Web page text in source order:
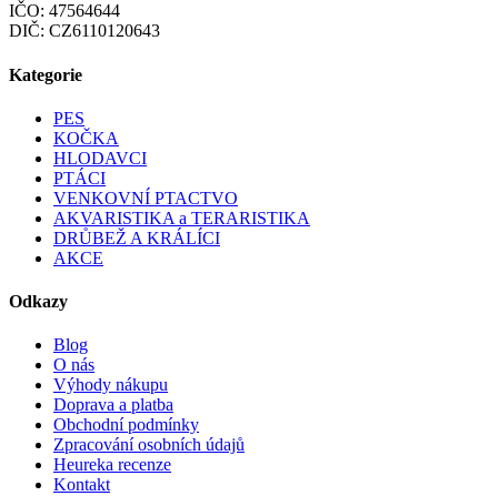
IČO: 47564644
DIČ: CZ6110120643
Kategorie
PES
KOČKA
HLODAVCI
PTÁCI
VENKOVNÍ PTACTVO
AKVARISTIKA a TERARISTIKA
DRŮBEŽ A KRÁLÍCI
AKCE
Odkazy
Blog
O nás
Výhody nákupu
Doprava a platba
Obchodní podmínky
Zpracování osobních údajů
Heureka recenze
Kontakt